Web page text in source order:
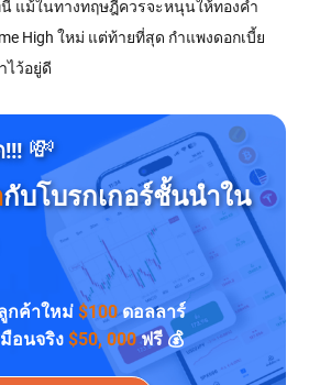
แม้ในทางทฤษฎีควรจะหนุนให้ทองคำ
High ใหม่ แต่ท้ายที่สุด กำแพงดอกเบี้ย
ไว้อยู่ดี
💸
กับโบรกเกอร์ชั้นนำใน
กค้าใหม่$100ดอลลาร์
อนจริง$50, 000ฟรี 💰